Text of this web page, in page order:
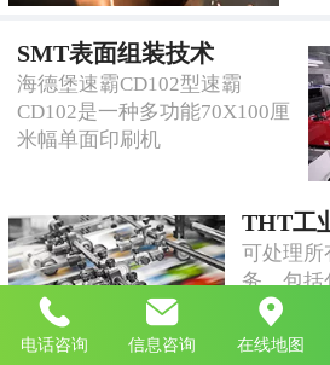
SMT表面组装技术
海德堡速霸CD102型速霸
CD102是一种多功能70X100厘
米幅单面印刷机
THT工
可处理所
务，包括
或高端
电话咨询 信息咨询 在线地图